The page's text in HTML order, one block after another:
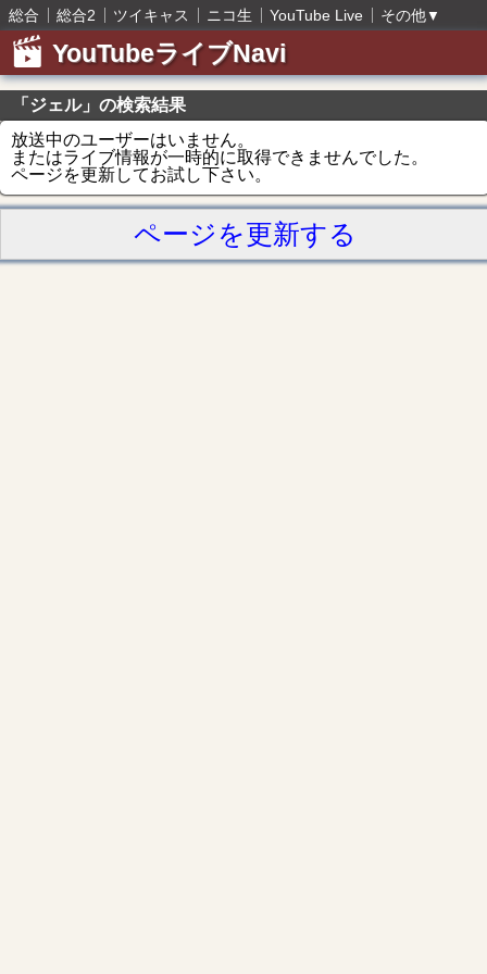
総合 総合2 ツイキャス ニコ生 YouTube Live その他▼
YouTubeライブNavi
「ジェル」の検索結果
放送中のユーザーはいません。
またはライブ情報が一時的に取得できませんでした。
ページを更新してお試し下さい。
ページを更新する